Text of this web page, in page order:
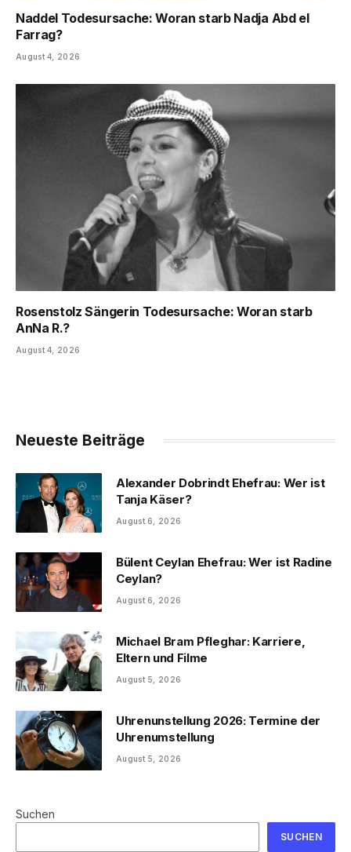
Naddel Todesursache: Woran starb Nadja Abd el
Farrag?
August 4, 2026
Rosenstolz Sängerin Todesursache: Woran starb
AnNa R.?
August 4, 2026
Neueste Beiträge
Alexander Dobrindt Ehefrau: Wer ist
Tanja Käser?
August 6, 2026
Bülent Ceylan Ehefrau: Wer ist Radine
Ceylan?
August 6, 2026
Michael Bram Pfleghar: Karriere,
Eltern und Filme
August 5, 2026
Uhrenunstellung 2026: Termine der
Uhrenumstellung
August 5, 2026
Suchen
SUCHEN